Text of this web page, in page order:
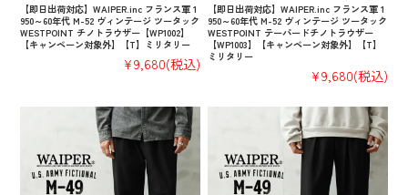
【即日出荷対応】WAIPER.inc フランス軍 1
950～60年代 M-52 ヴィンテージ ツータック
WESTPOINT チノトラウザー【WP1002】
【キャンペーン対象外】【T】ミリタリー
¥9,680(税込)
【即日出荷対応】WAIPER.inc フランス軍 1
950～60年代 M-52 ヴィンテージ ツータック
WESTPOINT テーパードチノトラウザー
【WP1003】【キャンペーン対象外】【T】
ミリタリー
¥9,680(税込)